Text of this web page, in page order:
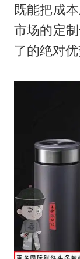
既能把成
市场的定
了的绝对优